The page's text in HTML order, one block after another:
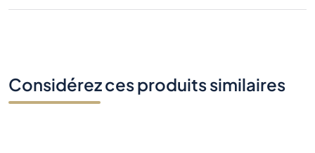
Considérez ces produits similaires